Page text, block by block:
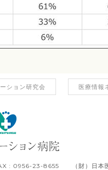
ション研究会 医療情報
: 0956-23-8655 （財）日本医